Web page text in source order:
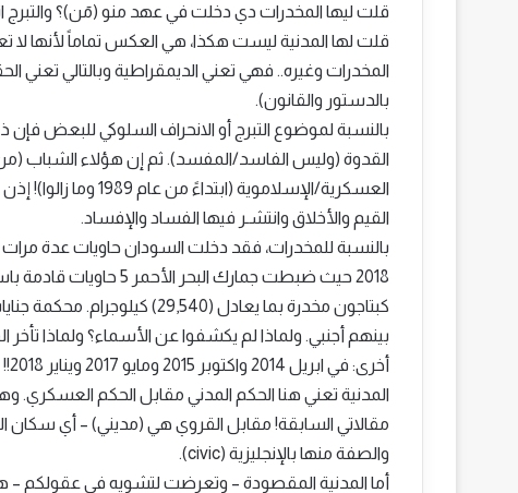
قلت ليها المخدرات دي دخلت في عهد منو (مٓن)؟ والتبرج انتشر في
قلت لها المدنية ليست هكذا، هي العكس تماماً لأنها لا
المخدرات وغيره.. فهي تعني الديمقراطية وبالتالي تعني
بالدستور والقانون).
بالنسبة لموضوع التبرج أو الانحراف السلوكي للبعض فإن
القدوة (وليس الفاسد/المفسد). ثم إن هؤلاء الشباب
العسكرية/الإسلاموية
القيم والأخلاق وانتشـر فيها الفساد والإفساد.
بالنسبة للمخدرات، فقد دخلت السودان حاويات عدة
بينهم أجنبي. ولماذا لم يكشفوا عن الأسماء؟ ولماذا
أخرى: في ابريل 2014 واكتوبر 2015 ومايو 2017 ويناير 2018!!
المدنية تعني هنا الحكم المدني مقابل الحكم
والصفة منها بالإنجليزية (civic).